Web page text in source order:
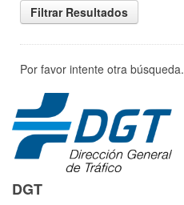
Filtrar Resultados
Por favor intente otra búsqueda.
DGT